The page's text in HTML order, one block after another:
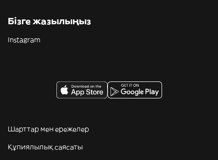
Бізге жазылыңыз
Instagram
Шарттар мен ережелер
Құпиялылық саясаты